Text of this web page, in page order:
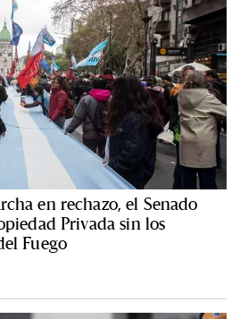
en rechazo, el Senado
Privada sin los
Fuego